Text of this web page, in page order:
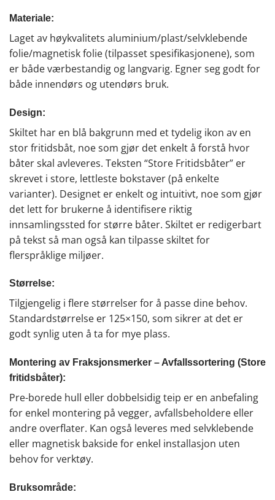
Materiale:
Laget av høykvalitets aluminium/plast/selvklebende
folie/magnetisk folie (tilpasset spesifikasjonene), som
er både værbestandig og langvarig. Egner seg godt for
både innendørs og utendørs bruk.
Design:
Skiltet har en blå bakgrunn med et tydelig ikon av en
stor fritidsbåt, noe som gjør det enkelt å forstå hvor
båter skal avleveres. Teksten “Store Fritidsbåter” er
skrevet i store, lettleste bokstaver (på enkelte
varianter). Designet er enkelt og intuitivt, noe som gjør
det lett for brukerne å identifisere riktig
innsamlingssted for større båter. Skiltet er redigerbart
på tekst så man også kan tilpasse skiltet for
flerspråklige miljøer.
Størrelse:
Tilgjengelig i flere størrelser for å passe dine behov.
Standardstørrelse er 125×150, som sikrer at det er
godt synlig uten å ta for mye plass.
Montering av Fraksjonsmerker – Avfallssortering (Store
fritidsbåter):
Pre-borede hull eller dobbelsidig teip er en anbefaling
for enkel montering på vegger, avfallsbeholdere eller
andre overflater. Kan også leveres med selvklebende
eller magnetisk bakside for enkel installasjon uten
behov for verktøy.
Bruksområde: